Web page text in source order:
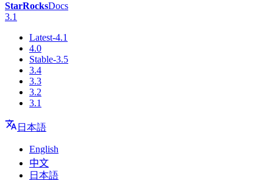
StarRocksDocs
3.1
Latest-4.1
4.0
Stable-3.5
3.4
3.3
3.2
3.1
日本語
English
中文
日本語